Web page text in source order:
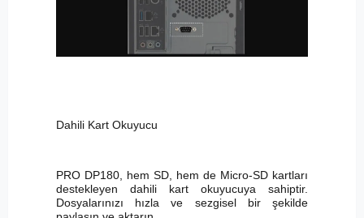
Dahili Kart Okuyucu
PRO DP180, hem SD, hem de Micro-SD kartları
destekleyen dahili kart okuyucuya sahiptir.
Dosyalarınızı hızla ve sezgisel bir şekilde